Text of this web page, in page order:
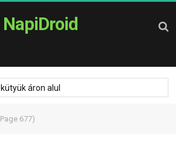
NapiDroid
áron alul
677)